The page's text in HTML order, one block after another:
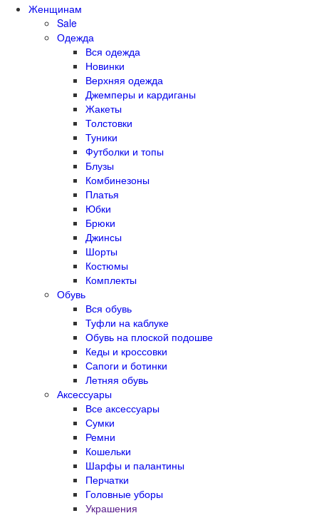
Женщинам
Sale
Одежда
Вся одежда
Новинки
Верхняя одежда
Джемперы и кардиганы
Жакеты
Толстовки
Туники
Футболки и топы
Блузы
Комбинезоны
Платья
Юбки
Брюки
Джинсы
Шорты
Костюмы
Комплекты
Обувь
Вся обувь
Туфли на каблуке
Обувь на плоской подошве
Кеды и кроссовки
Сапоги и ботинки
Летняя обувь
Аксессуары
Все аксессуары
Сумки
Ремни
Кошельки
Шарфы и палантины
Перчатки
Головные уборы
Украшения